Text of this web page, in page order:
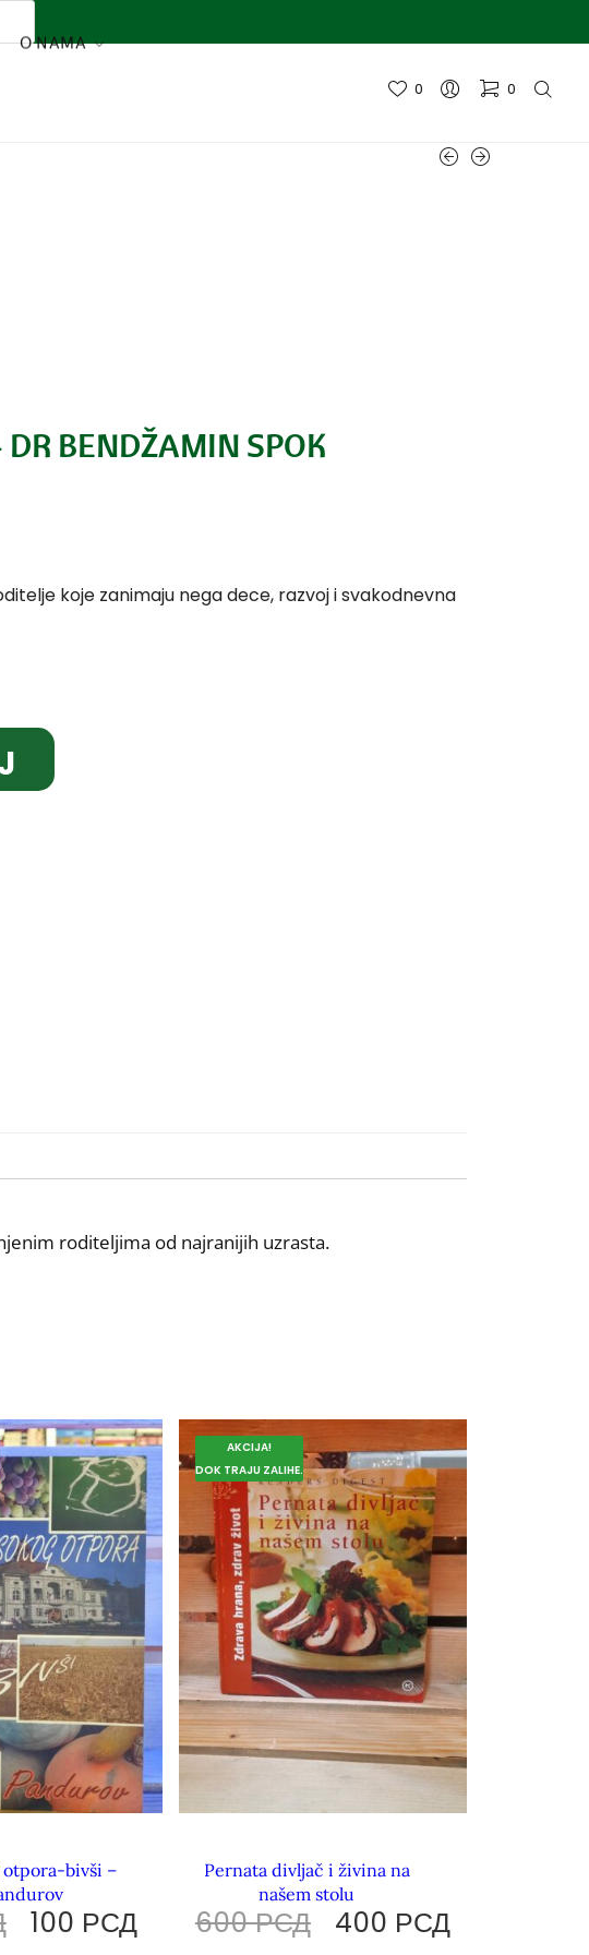
O NAMA
0 0
Nema proizvoda u korpi.
DR BENDŽAMIN SPOK
koje zanimaju nega dece, razvoj i svakodnevna
roditeljima od najranijih uzrasta.
bivši –
100 РСД
AKCIJA!
DOK TRAJU ZALIHE.
Pernata divljač i živina na
našem stolu
600РСД 400 РСД